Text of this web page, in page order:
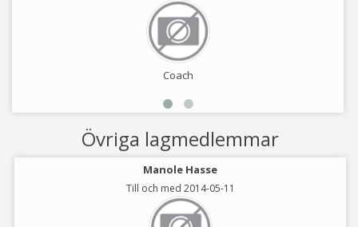
Coach
Övriga lagmedlemmar
Manole Hasse
Till och med 2014-05-11